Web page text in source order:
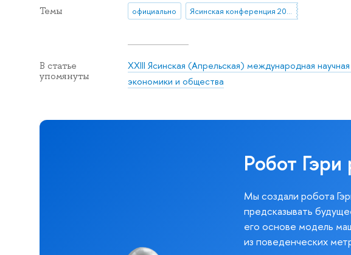
Темы официально Ясинская конференция 2022
В статье
упомянуты
XXIII Ясинская (Апрельская) международная
экономики и общества
Робот
Мы создали робота
предсказывать
его основе модель
из поведенческих